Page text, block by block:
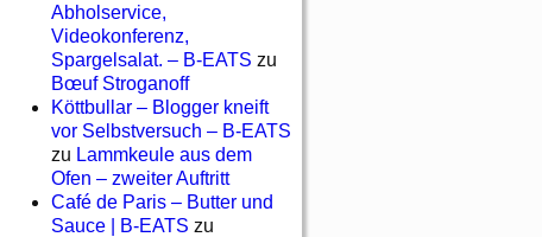
Abholservice,
Videokonferenz,
Spargelsalat. – B-EATS zu
Bœuf Stroganoff
Köttbullar – Blogger kneift
vor Selbstversuch – B-EATS
zu Lammkeule aus dem
Ofen – zweiter Auftritt
Café de Paris – Butter und
Sauce | B-EATS zu